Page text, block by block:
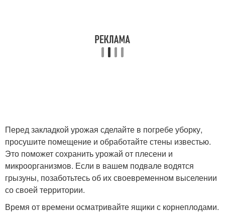
Перед закладкой урожая сделайте в погребе уборку,
просушите помещение и обработайте стены известью.
Это поможет сохранить урожай от плесени и
микроорганизмов. Если в вашем подвале водятся
грызуны, позаботьтесь об их своевременном выселении
со своей территории.
Время от времени осматривайте ящики с корнеплодами.